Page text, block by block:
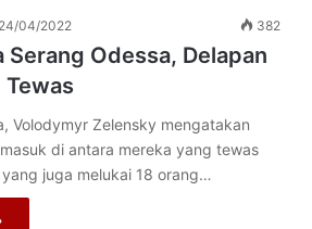
24/04/2022 382
Serang Odessa, Delapan
Tewas
Volodymyr Zelensky mengatakan
di antara mereka yang tewas
juga melukai 18 orang…